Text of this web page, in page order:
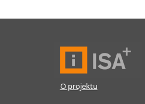
O projektu